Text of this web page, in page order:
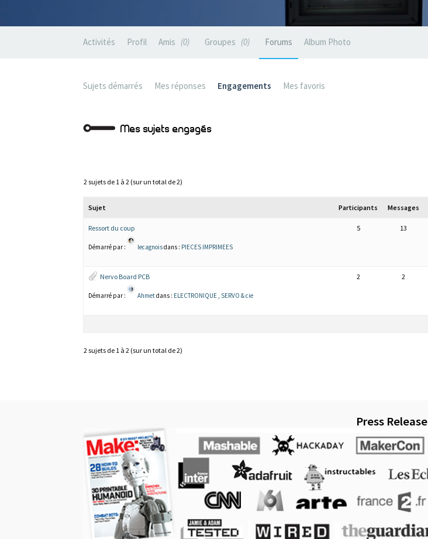
Activités Profil Amis 0 Groupes 0 Forums Album Photo
Sujets démarrés Mes réponses Engagements Mes favoris
Mes sujets engagés
2 sujets de 1 à 2 (sur un total de 2)
Sujet Participants Messages
Ressort du coup
Démarré par : lecagnoisdans : PIECES IMPRIMEES
5 13
Nervo Board PCB
Démarré par : Ahmetdans : ELECTRONIQUE , SERVO & cie
2 2
2 sujets de 1 à 2 (sur un total de 2)
Press Release